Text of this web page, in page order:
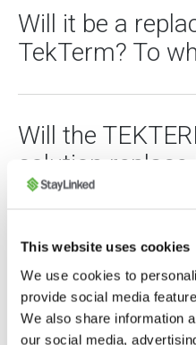
This website uses cookies
We use cookies to
provide social media
We also share information
our social media,
Will it be a
TekTerm? To
Will the
solution replace
TekConsole?
Will it support
Teklogix